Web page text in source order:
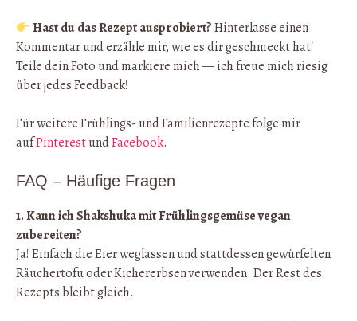
Hast du das Rezept ausprobiert?Hinterlasse einen
Kommentar und erzähle mir, wie es dir geschmeckt hat!
Teile dein Foto und markiere mich — ich freue mich riesig
über jedes Feedback!
Für weitere Frühlings- und Familienrezepte folge mir
aufPinterestundFacebook.
FAQ – Häufige Fragen
1. Kann ich Shakshuka mit Frühlingsgemüse vegan
zubereiten?
Ja! Einfach die Eier weglassen und stattdessen gewürfelten
Räuchertofu oder Kichererbsen verwenden. Der Rest des
Rezepts bleibt gleich.